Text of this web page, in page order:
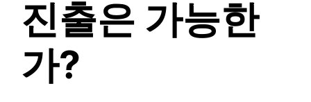
진출은 가능한
가?